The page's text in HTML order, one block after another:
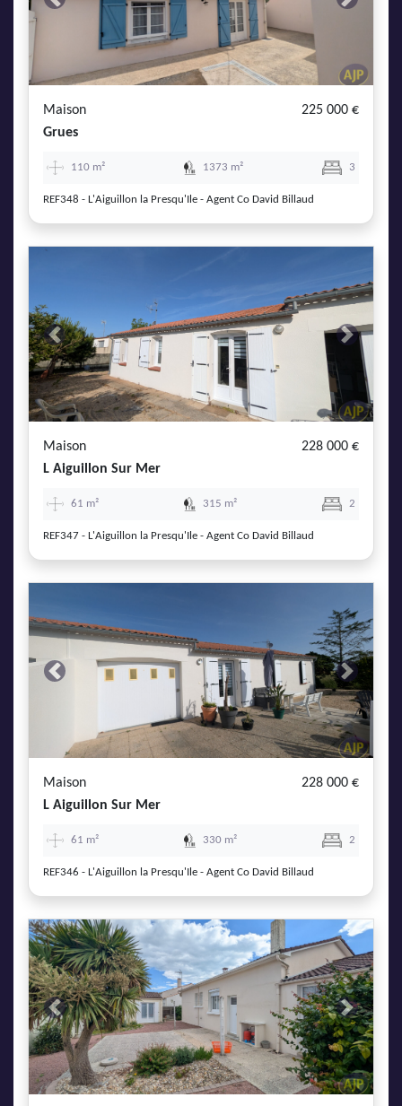
Previous Next
Maison
225 000 €
Grues
110 m² 1373 m² 3
REF348 - L'Aiguillon la Presqu'Ile - Agent Co David Billaud
Previous Next
Maison
228 000 €
L Aiguillon Sur Mer
61 m² 315 m² 2
REF347 - L'Aiguillon la Presqu'Ile - Agent Co David Billaud
Previous Next
Maison
228 000 €
L Aiguillon Sur Mer
61 m² 330 m² 2
REF346 - L'Aiguillon la Presqu'Ile - Agent Co David Billaud
Previous Next